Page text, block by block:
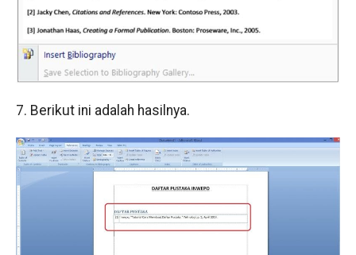
7. Berikut ini adalah hasilnya.